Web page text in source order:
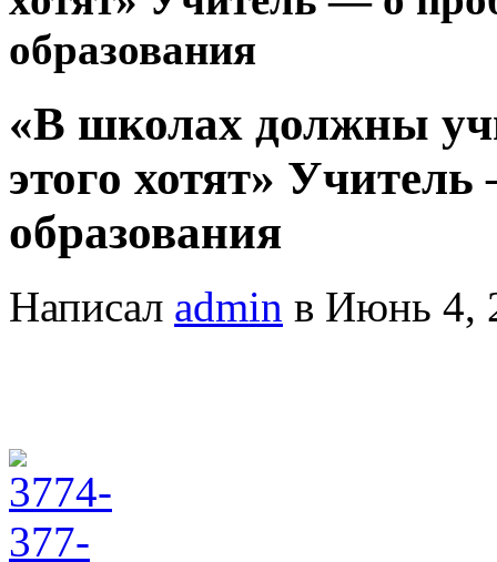
образования
«В школах должны
этого хотят»
образования
Написал admin в Июнь 4,